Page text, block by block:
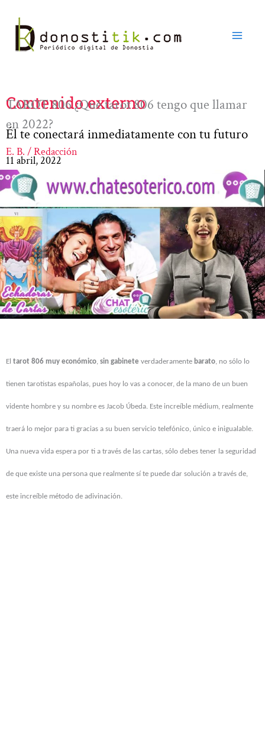
contenido
Contenido externo
TAROT 806 ¿Qué tarot 806 tengo que llamar
en 2022?
Él te conectará inmediatamente con tu futuro
E. B. / Redacción
11 abril, 2022
El tarot 806 muy económico, sin gabinete verdaderamente barato, no sólo lo
tienen tarotistas españolas, pues hoy lo vas a conocer, de la mano de un buen
vidente hombre y su nombre es Jacob Úbeda. Este increíble médium, realmente
traerá lo mejor para ti gracias a su buen servicio telefónico, único e inigualable.
Una nueva vida espera por ti a través de las cartas, sólo debes tener la seguridad
de que existe una persona que realmente sí te puede dar solución a través de,
este increíble método de adivinación.